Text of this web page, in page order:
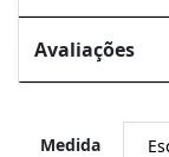
Avaliações
Medida